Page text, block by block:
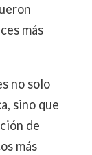
más
no solo
sino que
de
más